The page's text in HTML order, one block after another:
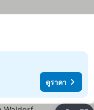
ดูราคา